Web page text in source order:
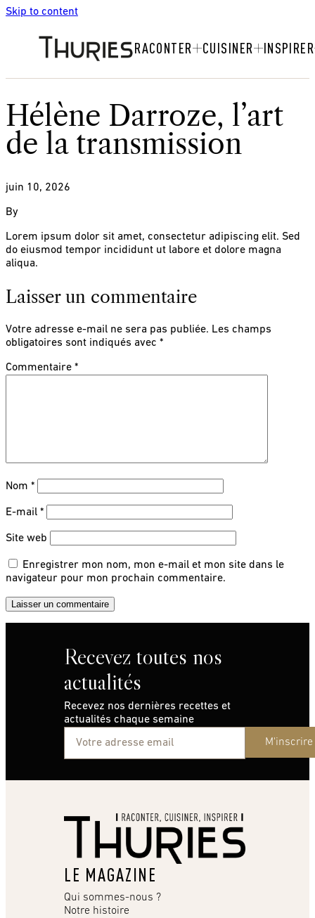
Skip to content
RACONTER CUISINER INSPIRER
Hélène Darroze, l’art
de la transmission
juin 10, 2026
By
Lorem ipsum dolor sit amet, consectetur adipiscing elit. Sed
do eiusmod tempor incididunt ut labore et dolore magna
aliqua.
Laisser un commentaire
Votre adresse e-mail ne sera pas publiée. Les champs
obligatoires sont indiqués avec *
Commentaire *
Nom *
E-mail *
Site web
Enregistrer mon nom, mon e-mail et mon site dans le
navigateur pour mon prochain commentaire.
Recevez toutes nos
actualités
Recevez nos dernières recettes et
actualités chaque semaine
M'inscrire
LE MAGAZINE
Qui sommes-nous ?
Notre histoire